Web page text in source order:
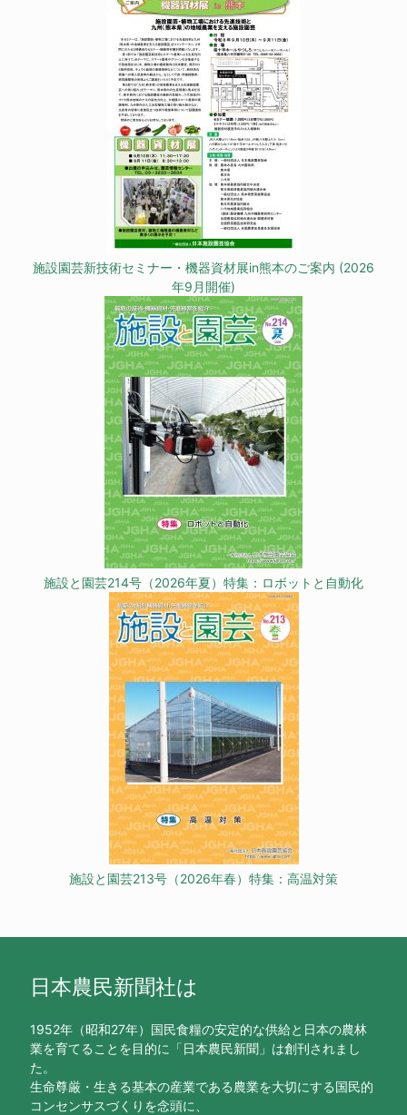
施設園芸新技術セミナー・機器資材展in熊本のご案内 (2026
年9月開催)
施設と園芸214号（2026年夏）特集：ロボットと自動化
施設と園芸213号（2026年春）特集：高温対策
日本農民新聞社は
1952年（昭和27年）国民食糧の安定的な供給と日本の農林
業を育てることを目的に「日本農民新聞」は創刊されまし
た。
生命尊厳・生きる基本の産業である農業を大切にする国民的
コンセンサスづくりを念頭に、